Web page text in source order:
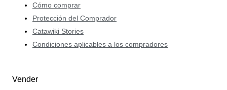
Cómo comprar
Protección del Comprador
Catawiki Stories
Condiciones aplicables a los compradores
Vender